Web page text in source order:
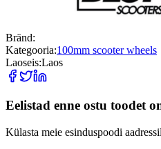
Bränd:
Kategooria:100mm scooter wheels
Laoseis:Laos
Eelistad enne ostu toodet
Külasta meie esinduspoodi